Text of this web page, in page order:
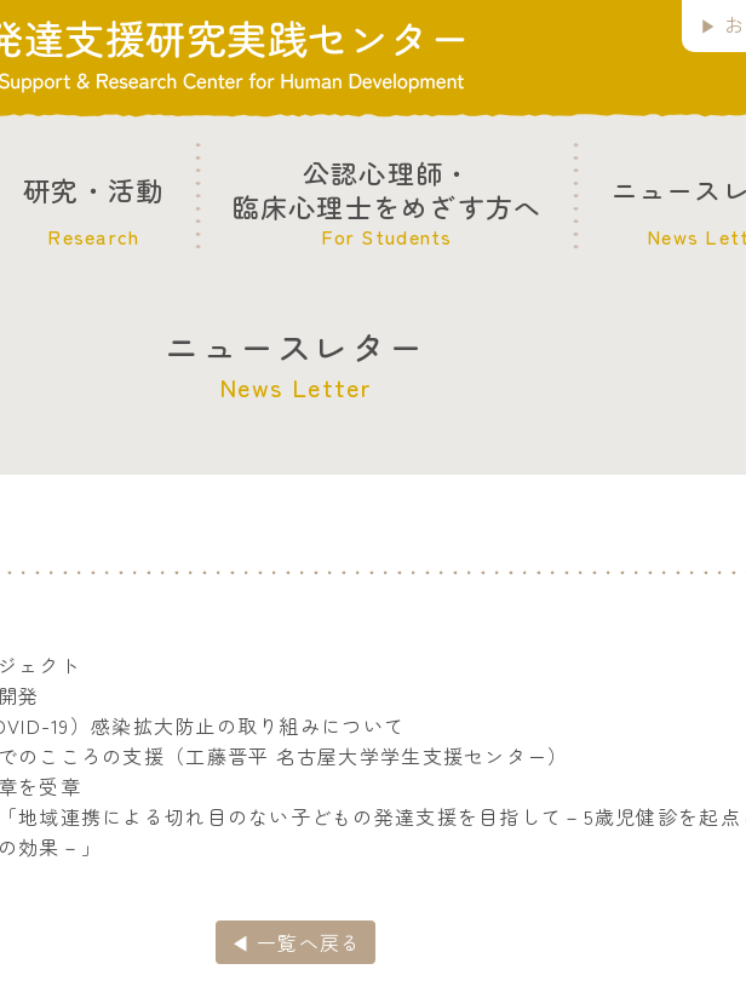
研究・活動
Research
公認心理師・
臨床心理士をめざす方へ
For Students
ニュース
News
ニュースレター
News Letter
ェクト
発
19）感染拡大防止の取り組みについて
こころの支援（工藤晋平 名古屋大学学生支援センター）
を受章
地域連携による切れ目のない子どもの発達支援を目指して－5歳児健診を起
効果－」
◀ 一覧へ戻る